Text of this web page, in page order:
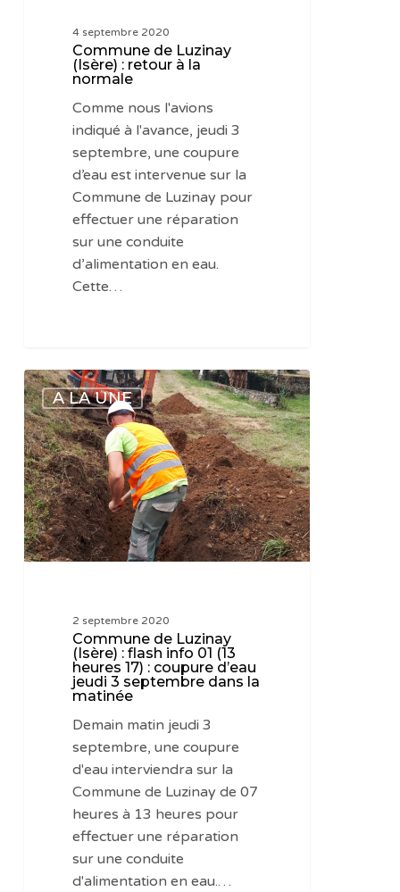
4 septembre 2020
Commune de Luzinay
(Isère) : retour à la
normale
Comme nous l'avions
indiqué à l'avance, jeudi 3
septembre, une coupure
d’eau est intervenue sur la
Commune de Luzinay pour
effectuer une réparation
sur une conduite
d’alimentation en eau.
Cette…
Commune
de
Luzinay
(Isère)
:
flash
info
01
(13
coupure
A LA UNE
2 septembre 2020
Commune de Luzinay
(Isère) : flash info 01 (13
heures 17) : coupure d’eau
jeudi 3 septembre dans la
matinée
Demain matin jeudi 3
septembre, une coupure
d'eau interviendra sur la
Commune de Luzinay de 07
heures à 13 heures pour
effectuer une réparation
sur une conduite
d'alimentation en eau.…